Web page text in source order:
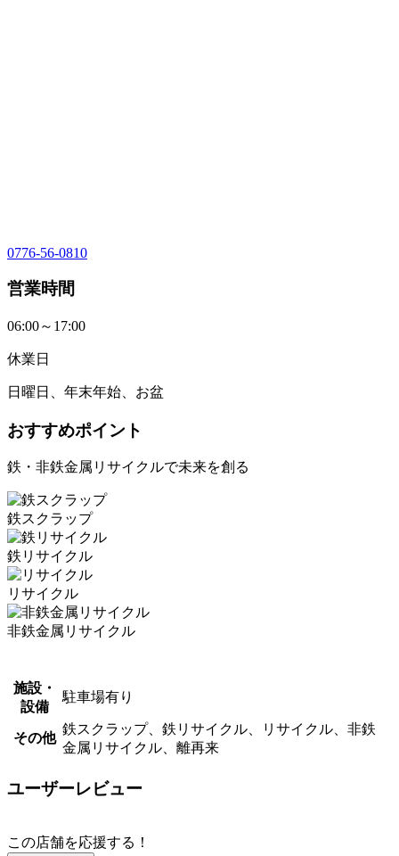
0776-56-0810
営業時間
06:00～17:00
休業日
日曜日、年末年始、お盆
おすすめポイント
鉄・非鉄金属リサイクルで未来を創る
鉄スクラップ
鉄リサイクル
リサイクル
非鉄金属リサイクル
施設・
設備
駐車場有り
その他
鉄スクラップ、鉄リサイクル、リサイクル、非鉄
金属リサイクル、離再来
ユーザーレビュー
この店舗を応援する！